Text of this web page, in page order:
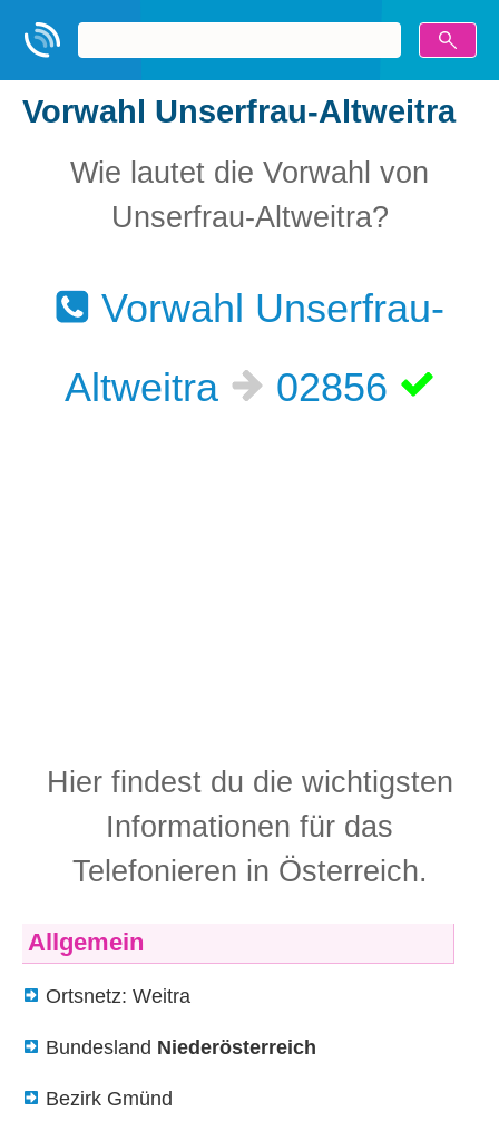
Vorwahl Unserfrau-Altweitra
Wie lautet die Vorwahl von
Unserfrau-Altweitra?
Vorwahl Unserfrau-
Altweitra
02856
Hier findest du die wichtigsten
Informationen für das
Telefonieren in Österreich.
Allgemein
Ortsnetz: Weitra
Bundesland Niederösterreich
Bezirk Gmünd